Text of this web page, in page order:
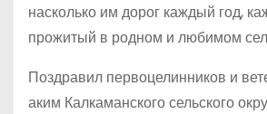
насколько им дорог каждый год,
прожитый в родном и любимом
Поздравил первоцелинников и
аким Калкаманского сельского